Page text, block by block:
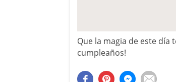
Que la magia de este día
cumpleaños!